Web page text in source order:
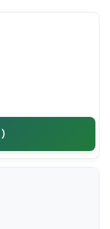
)